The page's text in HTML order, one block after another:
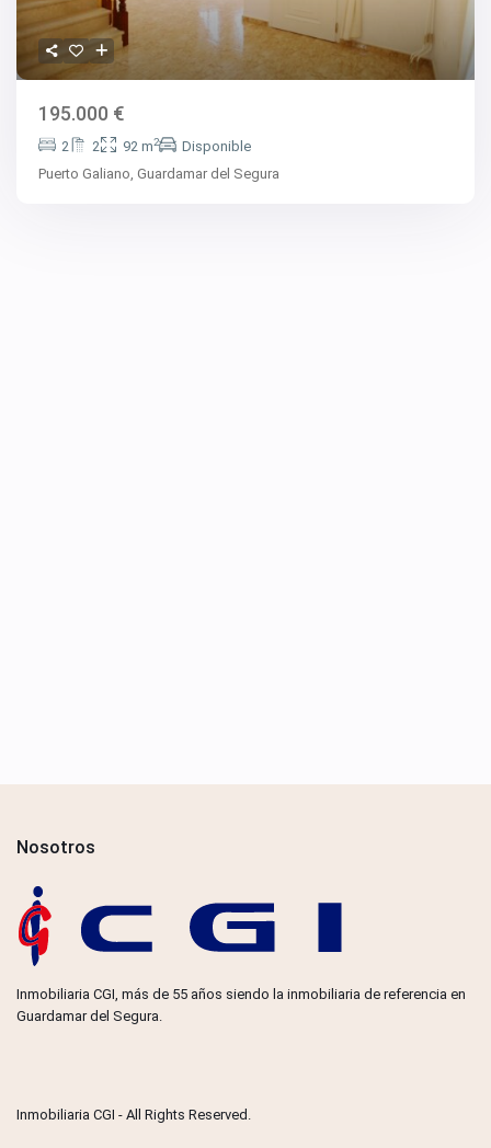
195.000 €
2 2 92 m2
Disponible
Puerto Galiano,Guardamar del Segura
Nosotros
Inmobiliaria CGI, más de 55 años siendo la inmobiliaria de referencia en
Guardamar del Segura.
Inmobiliaria CGI - All Rights Reserved.